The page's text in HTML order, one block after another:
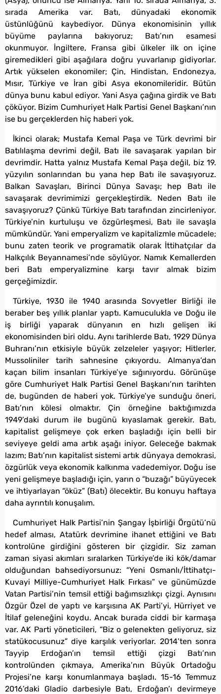
sırada Amerika var. Batı, dünyadaki ekonomik
üstünlüğünü kaybediyor. Dünya ekonomisinin yıllık
büyüme paylarına bakıyoruz; Batı’nın esamesi
okunmuyor. İngiltere, Fransa gibi ülkeler ilk on içine
giremedikleri gibi aşağılara doğru yuvarlanıp gidiyorlar.
Artık yükselen ekonomiler; Çin, Hindistan, Endonezya,
Mısır, Türkiye ve İran gibi Asya ekonomileridir. Bütün
dünya bunu kabul ediyor. Yani Asya çağına girdik ve Batı
çöküyor. Bizim Cumhuriyet Halk Partisi Genel Başkanı’nın
ise bu gerçeklerden hiç haberi yok.
İkinci olarak; Mustafa Kemal Paşa ve Türk devrimi bir
Batılılaşma devrimi değil, Batı ile savaşarak yapılan bir
devrimdir. Hatta yalnız Mustafa Kemal Paşa değil, biz 19.
yüzyılın sonlarından bu yana hep Batı ile savaşıyoruz.
Balkan Savaşları, Birinci Dünya Savaşı; hep Batı ile
savaşarak devrimimizi gerçekleştirdik. Neden Batı ile
savaşıyoruz? Çünkü Türkiye Batı tarafından zincirleniyor.
Türkiye’nin kurtuluşu ve özgürleşmesi, Batı ile savaşla
mümkündür. Yani emperyalizm ve kapitalizmle mücadele;
bunu zaten teorik ve programatik olarak İttihatçılar da
Halkçılık Beyannamesi’nde söylüyor. Namık Kemallerden
beri Batı emperyalizmine karşı tavır almak bizim
gerçeğimizdir.
Türkiye, 1930 ile 1940 arasında Sovyetler Birliği ile
beraber beş yıllık planlar yaptı. Kamuculukla ve Doğu ile
iş birliği yaparak dünyanın en hızlı gelişen iki
ekonomisinden biri oldu. Aynı tarihlerde Batı, 1929 Dünya
Buhranı’nın etkisiyle büyük zelzeleler yaşıyor; Hitlerler,
Mussoliniler tarih sahnesine çıkıyordu. Almanya’dan
kaçan bilim insanları Türkiye’ye sığınıyordu. Görünüşe
göre Cumhuriyet Halk Partisi Genel Başkanı’nın tarihten
de, bugünden de haberi yok. Türkiye’ye sunduğu öneri,
Batı’nın kölesi olmaktır. Çin örneğine baktığımızda
1949’daki durum ile bugünü kıyaslamak gerekir. Batı,
kapitalist gelişmeye çok erken başladığı için belli bir
seviyeye geldi ama artık aşağı iniyor. Geleceğe bakmak
lazım; Batı’nın kapitalist sistemi artık dünyaya demokrasi,
özgürlük veya ekonomik kalkınma vadedemiyor. Doğu ise
yeni gelişmeye başladığı için, yarın o “buzağı” büyüyecek
ve ihtiyarlayan “öküz” (Batı) ölecektir. Bu konuyu haftaya
daha ayrıntılı konuşalım.
Cumhuriyet Halk Partisi’nin Şangay İşbirliği Örgütü’nü
hedef alması, Atatürk devrimine ihanet ettiğini ve Batı
kontrolüne girdiğini gösteren bir çizgidir. Siz zaman
zaman siyasi akımları sıralarken Türkiye’de iki kök/damar
olduğundan bahsediyorsunuz: “Yeni Osmanlı/İttihatçı-
Kuvayi Milliye-Cumhuriyet Halk Fırkası” ve günümüzde
Vatan Partisi’nin temsil ettiği bağımsızlıkçı çizgi. Aynısını
Özgür Özel de yaptı ve karşısına AK Parti’yi, Hürriyet ve
İtilaf geleneğini koydu. Ancak burada ciddi bir karmaşa
var. AK Parti yöneticileri, “Biz o gelenekten geliyoruz, siz
statükocusunuz” diye karşılık veriyorlar. 2014’ten sonra
Tayyip Erdoğan’ın temsil ettiği çizgi Batı’nın
kontrolünden çıkmaya, Amerika’nın Büyük Ortadoğu
Projesi’ne karşı konumlanmaya başladı. 15-16 Temmuz
2016’daki Gladio darbesiyle Batı, Erdoğan’ı devirmeye